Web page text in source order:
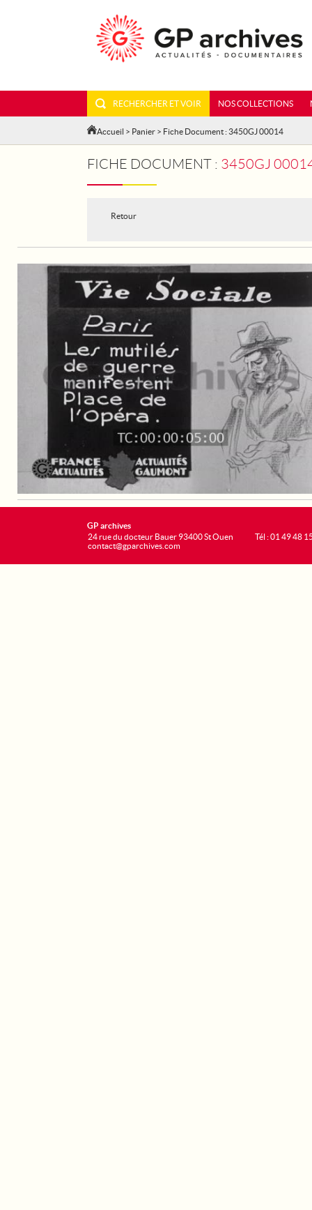
RECHERCHER ET VOIR NOS COLLECTIONS
Accueil > Panier > Fiche Document : 3450GJ 00014
FICHE DOCUMENT : 3450GJ 00014
Retour
GP archives
24 rue du docteur Bauer 93400 St Ouen
contact@gparchives.com
Tél : 01 49 48